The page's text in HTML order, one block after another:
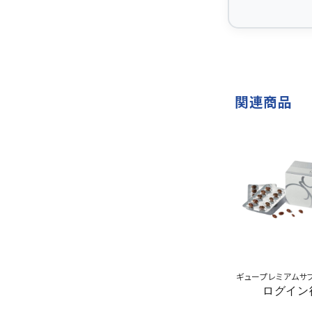
関連商品
ギュープレミアムサ
ログイ